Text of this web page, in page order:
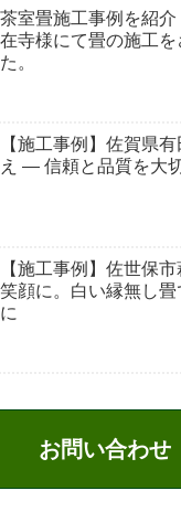
茶室畳施工事例を紹
在寺様にて畳の施工
た。
【施工事例】佐賀県
え ― 信頼と品質を大
【施工事例】佐世保
笑顔に。白い縁無し
に
お問い合わせ